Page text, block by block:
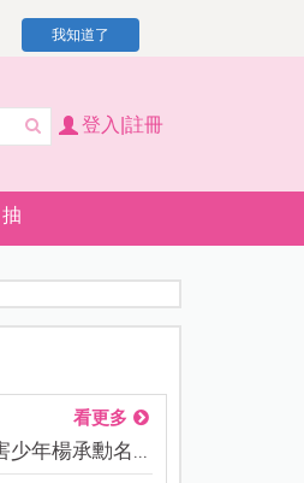
我知道了
登入|註冊
看更多
少年楊承勳名...